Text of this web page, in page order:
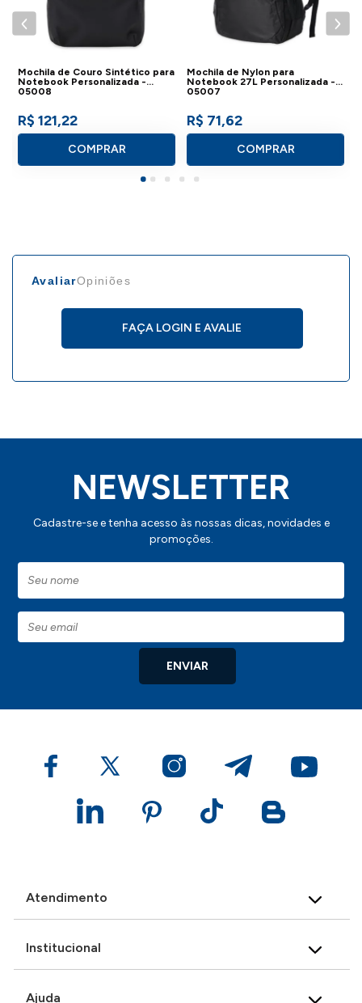
Mochila de Couro Sintético para
Notebook Personalizada -
05008
R$ 121,22
COMPRAR
Mochila de Nylon para
Notebook 27L Personalizada -
05007
R$ 71,62
COMPRAR
AvaliarOpiniões
FAÇA LOGIN E AVALIE
NEWSLETTER
Cadastre-se e tenha acesso às nossas dicas, novidades e
promoções.
ENVIAR
Atendimento
Institucional
Ajuda